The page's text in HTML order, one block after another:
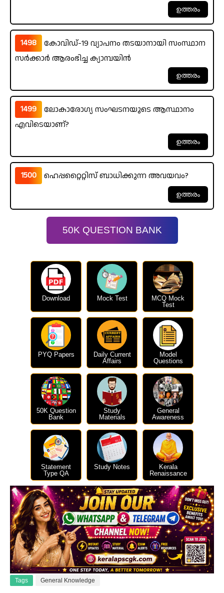
1498
കോവിഡ്-19 വ്യാപനം തടയാനായി സംസ്ഥാന
സർക്കാർ ആരംഭിച്ച ക്യാമ്പയിൻ
1499
ലോകാരോഗ്യ സംഘടനയുടെ ആസ്ഥാനം
എവിടെയാണ്?
1500 ഹെപ്പറ്റൈറ്റിസ് ബാധിക്കുന്ന അവയവം?
50K QUESTION BANK
Download Mock Test
MCQ Mock
Test
PYQ Papers
Daily Current
Affairs
Model
Questions
50K Question
Bank
Study
Materials
General
Awareness
Statement
Type QA
Study Notes
Kerala
Renaissance
Tags General Knowledge